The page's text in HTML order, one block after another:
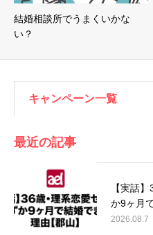
結婚相談所でうまくいかな
い？
キャンペーン一覧
最近の記事
【実話
か9ヶ月
2026.08.7